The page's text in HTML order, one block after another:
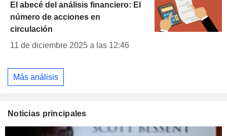
El abecé del análisis financiero: El
número de acciones en
circulación
11 de diciembre 2025 a las 12:46
Más análisis
Noticias principales